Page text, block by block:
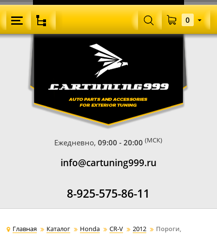
Ежедневно,09:00 - 20:00 (МСК)
info@cartuning999.ru
8-925-575-86-11
0
Главная Каталог Honda CR-V 2012
Пороги,